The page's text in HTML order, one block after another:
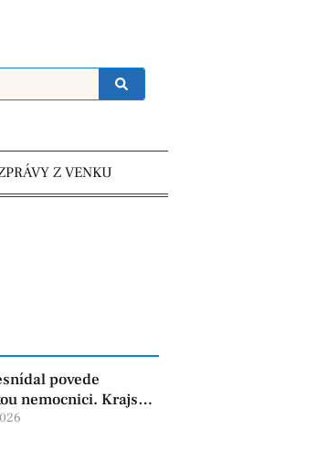
Z VENKU
povede
nemocnici. Krajská
oznámila změnu ve